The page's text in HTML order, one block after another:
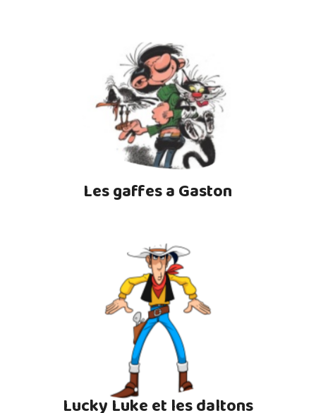
Les gaffes a Gaston
Lucky Luke et les daltons